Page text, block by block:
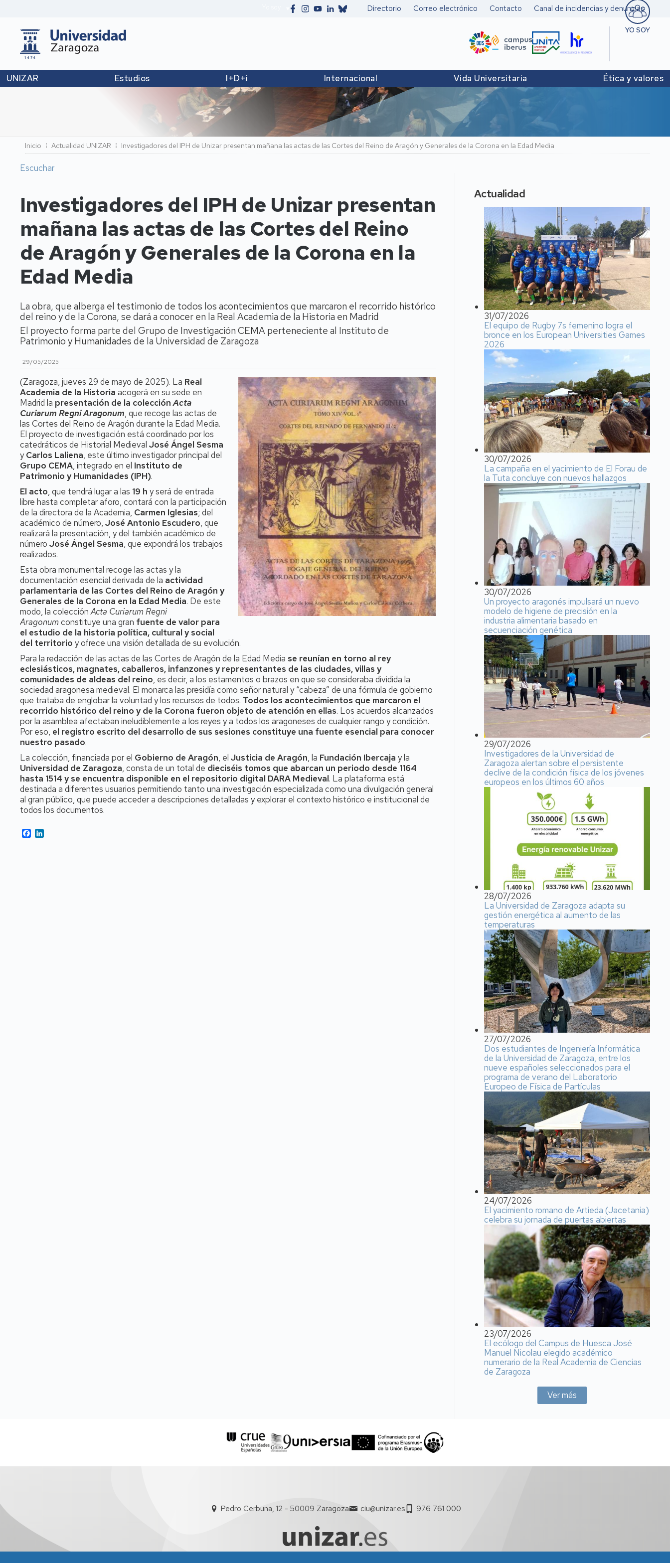
Secundario
Directorio Correo electrónico Contacto Canal de incidencias y denuncias
YO SOY
Pers.
UNIZAR Estudios I+D+i Internacional Vida Universitaria Ética y valores
Ruta
de
navegación
Inicio Actualidad UNIZAR Investigadores del IPH de Unizar presentan mañana las actas de las Cortes del Reino de Aragón y Generales de la Corona en la Edad Media
Escuchar
Investigadores del IPH de Unizar presentan
mañana las actas de las Cortes del Reino
de Aragón y Generales de la Corona en la
Edad Media
La obra, que alberga el testimonio de todos los acontecimientos que marcaron el recorrido histórico
del reino y de la Corona, se dará a conocer en la Real Academia de la Historia en Madrid
El proyecto forma parte del Grupo de Investigación CEMA perteneciente al Instituto de
Patrimonio y Humanidades de la Universidad de Zaragoza
29/05/2025
(Zaragoza, jueves 29 de mayo de 2025). La Real
Academia de la Historia acogerá en su sede en
Madrid la presentación de la colecciónActa
Curiarum Regni Aragonum, que recoge las actas de
las Cortes del Reino de Aragón durante la Edad Media.
El proyecto de investigación está coordinado por los
catedráticos de Historial Medieval José Ángel Sesma
yCarlos Laliena, este último investigador principal del
Grupo CEMA, integrado en el Instituto de
Patrimonio y Humanidades (IPH).
El acto, que tendrá lugar a las 19 h y será de entrada
libre hasta completar aforo, contará con la participación
de la directora de la Academia, Carmen Iglesias; del
académico de número, José Antonio Escudero, que
realizará la presentación, y del también académico de
número José Ángel Sesma, que expondrá los trabajos
realizados.
Esta obra monumental recoge las actas y la
documentación esencial derivada de la actividad
parlamentaria de las Cortes del Reino de Aragón y
Generales de la Corona en la Edad Media. De este
modo, la colecciónActa Curiarum Regni
Aragonumconstituye una gran fuente de valor para
el estudio de la historia política, cultural y social
del territorio y ofrece una visión detallada de su evolución.
Para la redacción de las actas de las Cortes de Aragón de la Edad Media se reunían en torno al rey
eclesiásticos, magnates, caballeros, infanzones y representantes de las ciudades, villas y
comunidades de aldeas del reino, es decir, a los estamentos o brazos en que se consideraba dividida la
sociedad aragonesa medieval. El monarca las presidía como señor natural y “cabeza” de una fórmula de gobierno
que trataba de englobar la voluntad y los recursos de todos. Todos los acontecimientos que marcaron el
recorrido histórico del reino y de la Corona fueron objeto de atención en ellas. Los acuerdos alcanzados
por la asamblea afectaban ineludiblemente a los reyes y a todos los aragoneses de cualquier rango y condición.
Por eso, el registro escrito del desarrollo de sus sesiones constituye una fuente esencial para conocer
nuestro pasado.
La colección, financiada por el Gobierno de Aragón, el Justicia de Aragón, la Fundación Ibercaja y la
Universidad de Zaragoza, consta de un total de dieciséis tomos que abarcan un periodo desde 1164
hasta 1514 y se encuentra disponible en el repositorio digital DARA Medieval. La plataforma está
destinada a diferentes usuarios permitiendo tanto una investigación especializada como una divulgación general
al gran público, que puede acceder a descripciones detalladas y explorar el contexto histórico e institucional de
todos los documentos.
Facebook
Actualidad
31/07/2026
El equipo de Rugby 7s femenino logra el
bronce en los European Universities Games
2026
30/07/2026
La campaña en el yacimiento de El Forau de
la Tuta concluye con nuevos hallazgos
30/07/2026
Un proyecto aragonés impulsará un nuevo
modelo de higiene de precisión en la
industria alimentaria basado en
secuenciación genética
29/07/2026
Investigadores de la Universidad de
Zaragoza alertan sobre el persistente
declive de la condición física de los jóvenes
europeos en los últimos 60 años
28/07/2026
La Universidad de Zaragoza adapta su
gestión energética al aumento de las
temperaturas
27/07/2026
Dos estudiantes de Ingeniería Informática
de la Universidad de Zaragoza, entre los
nueve españoles seleccionados para el
programa de verano del Laboratorio
Europeo de Física de Partículas
24/07/2026
El yacimiento romano de Artieda (Jacetania)
celebra su jornada de puertas abiertas
23/07/2026
El ecólogo del Campus de Huesca José
Manuel Nicolau elegido académico
numerario de la Real Academia de Ciencias
de Zaragoza
Ver más
Pedro Cerbuna, 12 - 50009 Zaragoza ciu@unizar.es 976 761 000